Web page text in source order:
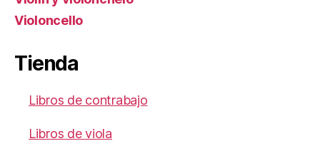
Violoncello
Tienda
Libros de contrabajo
Libros de viola